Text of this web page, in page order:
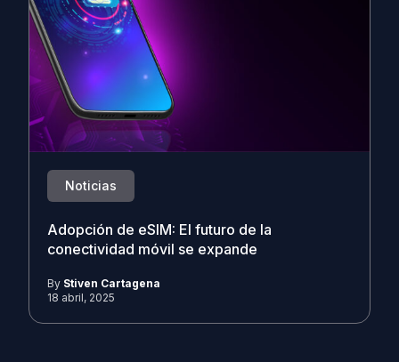
Noticias
Adopción de eSIM: El futuro de la
conectividad móvil se expande
By Stiven Cartagena
18 abril, 2025